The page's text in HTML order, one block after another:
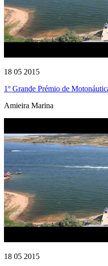
18 05 2015
1º Grande Prémio de
Amieira Marina
18 05 2015